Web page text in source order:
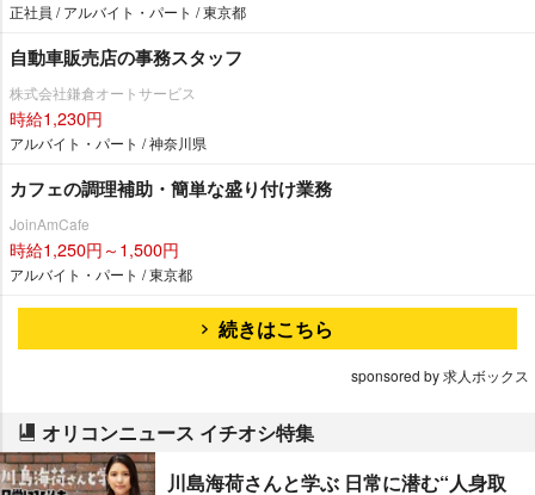
正社員 / アルバイト・パート / 東京都
自動車販売店の事務スタッフ
株式会社鎌倉オートサービス
時給1,230円
アルバイト・パート / 神奈川県
カフェの調理補助・簡単な盛り付け業務
JoinAmCafe
時給1,250円～1,500円
アルバイト・パート / 東京都
続きはこちら
sponsored by 求人ボックス
オリコンニュース イチオシ特集
川島海荷さんと学ぶ 日常に潜む“人身取